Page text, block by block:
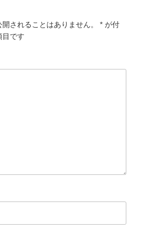
されることはありません。 * が付
目です